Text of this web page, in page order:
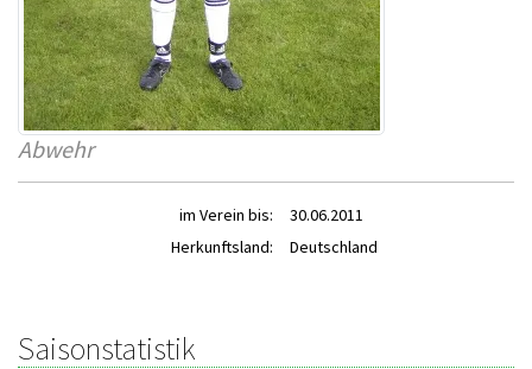
Abwehr
im Verein bis:
30.06.2011
Herkunftsland:
Deutschland
Saisonstatistik